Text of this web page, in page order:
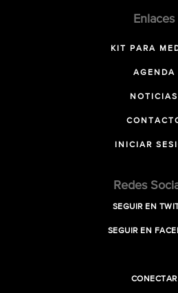
Enlaces
KIT PARA
AGENDA
NOTICIAS
INICIAR
Redes
SEGUIR EN
SEGUIR EN
CONECTAR